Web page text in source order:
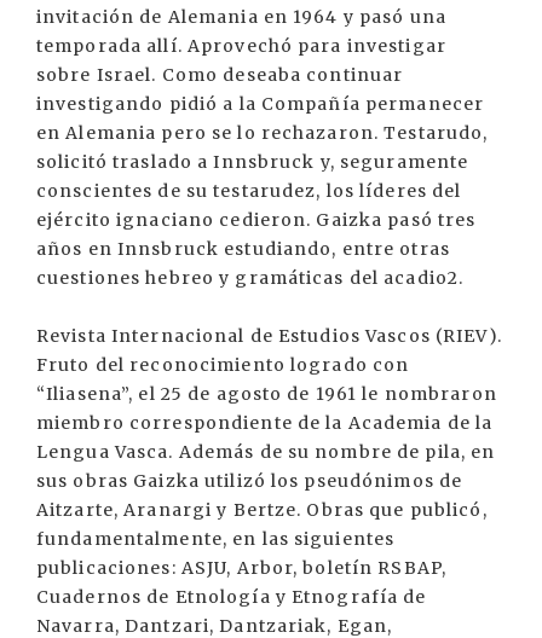
invitación de Alemania en 1964 y pasó una
temporada allí. Aprovechó para investigar
sobre Israel. Como deseaba continuar
investigando pidió a la Compañía permanecer
en Alemania pero se lo rechazaron. Testarudo,
solicitó traslado a Innsbruck y, seguramente
conscientes de su testarudez, los líderes del
ejército ignaciano cedieron. Gaizka pasó tres
años en Innsbruck estudiando, entre otras
cuestiones hebreo y gramáticas del acadio2.
Revista Internacional de Estudios Vascos (RIEV).
Fruto del reconocimiento logrado con
“Iliasena”, el 25 de agosto de 1961 le nombraron
miembro correspondiente de la Academia de la
Lengua Vasca. Además de su nombre de pila, en
sus obras Gaizka utilizó los pseudónimos de
Aitzarte, Aranargi y Bertze. Obras que publicó,
fundamentalmente, en las siguientes
publicaciones: ASJU, Arbor, boletín RSBAP,
Cuadernos de Etnología y Etnografía de
Navarra, Dantzari, Dantzariak, Egan,